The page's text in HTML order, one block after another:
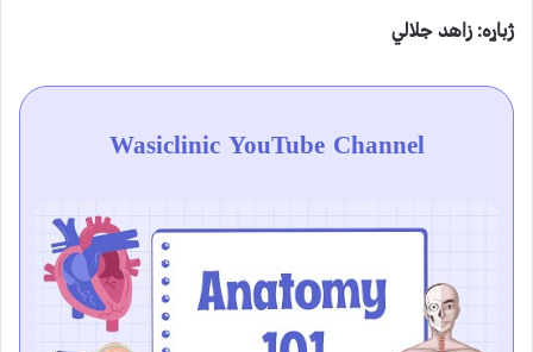
ژباړه: زاهد جلالي
Wasiclinic YouTube Channel